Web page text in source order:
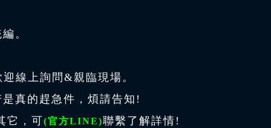
。
線上詢問&親臨現場。
真的趕急件，煩請告知!
它，可(官方LINE)聯繫了解詳情!